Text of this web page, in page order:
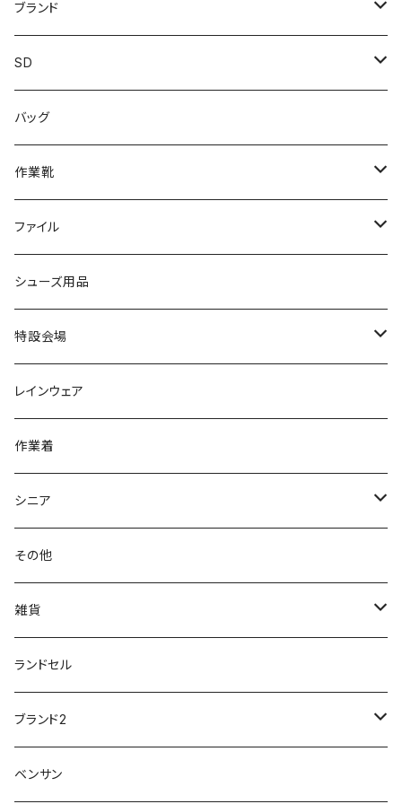
レインシューズ
カジュアル
サンダル/クロッグ
ブーツ
作業靴
フォーマル/ビジネス/通学靴
学生靴
オフィスサンダル
メンズ\レインシューズ
スニーカー
上履き/スリッパ
カジュアル
スニーカー
サンダル/クロッグ
レインシューズ
作業靴
フォーマル/ビジネス/通学靴
学生靴
ビジネスシューズ
アウトドア/トレッキング
スポーツ
スニーカー
レインシューズ
カジュアル
サンダル/クロッグ
フォーマル
アウトドア/トレッキング
上履き/スリッパ
ブランド
ブランド1
アディダス adidas
アシックス asics
アキレス Achilles
GIRARE
Field tex
イチマツ
ブランド3
ヨネックス YONEX
日進ゴム
パンジー Pansy
第一ゴム
ミレディ Milady
アディダス
ブランド2
スミクラ
コンバース CONVERSE
ネウシ NEUSHI
トパーズ TOPAZ
アシックス
スケッチャーズ
SD
エムディ企画
バッグ
作業靴
足袋
ナースシューズ
疲れにくいクッション性能
脱ぎ履き簡単
ファイル
20190123nsnk
20190211nattack
20200114ncv
20191223nrain
20190106nattack
20190223nkutu
20190501nnf
20200701nmensand
20200721nwsand
20190702caq
シューズ用品
特設会場
悩み解決
膝・腰痛
暑い、足汗、ムレ対策
レインアイテム
レインブーツ
防水シューズ
レインブーツ
アウトドア・トレッキング
動画でご紹介
フォーマル/ビジネス/通学靴
軽量
夏特集
レインウェア
作業着
シニア
カジュアル
カジュアルシューズ
紳士
婦人
その他
雑貨
雨具
傘
ランドセル
ブランド2
ノースフェイス
ベンサン